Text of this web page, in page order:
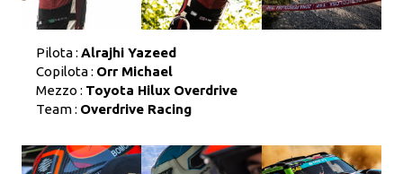
Pilota : Alrajhi Yazeed
Copilota : Orr Michael
Mezzo : Toyota Hilux Overdrive
Team : Overdrive Racing